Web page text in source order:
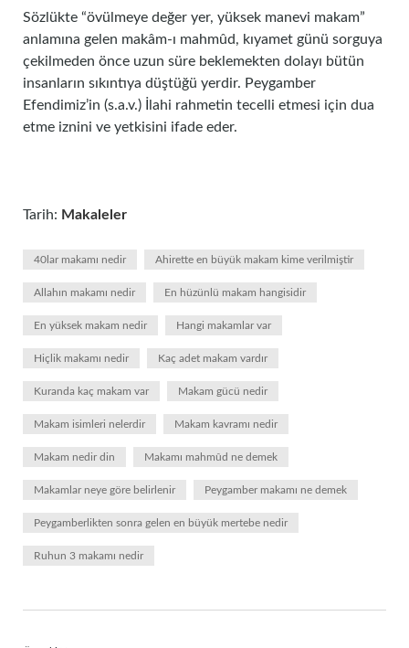
Sözlükte “övülmeye değer yer, yüksek manevi makam”
anlamına gelen makâm-ı mahmûd, kıyamet günü sorguya
çekilmeden önce uzun süre beklemekten dolayı bütün
insanların sıkıntıya düştüğü yerdir. Peygamber
Efendimiz’in (s.a.v.) İlahi rahmetin tecelli etmesi için dua
etme iznini ve yetkisini ifade eder.
Tarih: Makaleler
40lar makamı nedir Ahirette en büyük makam kime verilmiştir
Allahın makamı nedir En hüzünlü makam hangisidir
En yüksek makam nedir Hangi makamlar var
Hiçlik makamı nedir Kaç adet makam vardır
Kuranda kaç makam var Makam gücü nedir
Makam isimleri nelerdir Makam kavramı nedir
Makam nedir din Makamı mahmûd ne demek
Makamlar neye göre belirlenir Peygamber makamı ne demek
Peygamberlikten sonra gelen en büyük mertebe nedir
Ruhun 3 makamı nedir